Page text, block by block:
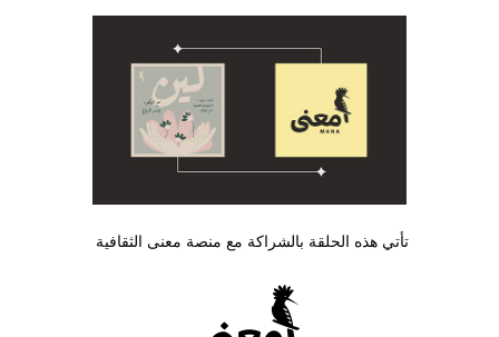
تأتي هذه الحلقة بالشراكة مع منصة معنى الثقافية